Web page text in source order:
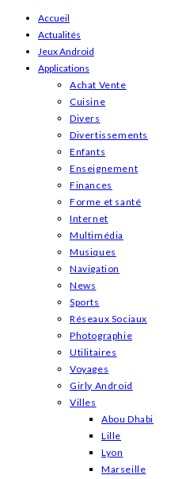
Skip
content
Accueil
Actualités
Jeux Android
Applications
Achat Vente
Cuisine
Divers
Divertissements
Enfants
Enseignement
Finances
Forme et santé
Internet
Multimédia
Musiques
Navigation
News
Sports
Réseaux Sociaux
Photographie
Utilitaires
Voyages
Girly Android
Villes
Abou Dhabi
Lille
Lyon
Marseille